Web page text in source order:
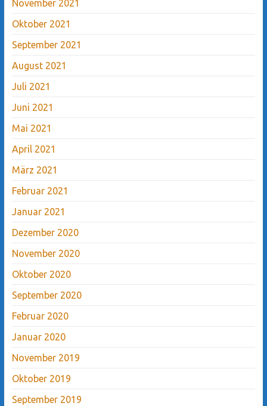
November 2021
Oktober 2021
September 2021
August 2021
Juli 2021
Juni 2021
Mai 2021
April 2021
März 2021
Februar 2021
Januar 2021
Dezember 2020
November 2020
Oktober 2020
September 2020
Februar 2020
Januar 2020
November 2019
Oktober 2019
September 2019